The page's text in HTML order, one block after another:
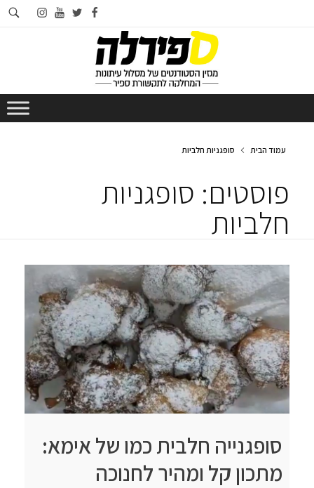
facebook
twitter
youtube
instagram
עמוד הבית סופגניות חלביות
פוסטים: סופגניות
חלביות
סופגנייה חלבית כמו של אימא:
מתכון קל ומהיר לחנוכה